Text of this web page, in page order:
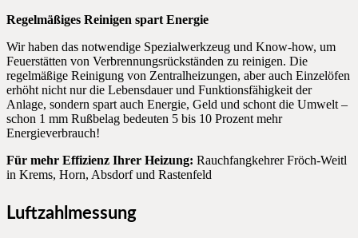
Regelmäßiges Reinigen spart Energie
Wir haben das notwendige Spezialwerkzeug und Know-how, um
Feuerstätten von Verbrennungsrückständen zu reinigen. Die
regelmäßige Reinigung von Zentralheizungen, aber auch Einzelöfen
erhöht nicht nur die Lebensdauer und Funktionsfähigkeit der
Anlage, sondern spart auch Energie, Geld und schont die Umwelt –
schon 1 mm Rußbelag bedeuten 5 bis 10 Prozent mehr
Energieverbrauch!
Für mehr Effizienz Ihrer Heizung: Rauchfangkehrer Fröch-Weitl
in Krems, Horn, Absdorf und Rastenfeld
Luftzahlmessung